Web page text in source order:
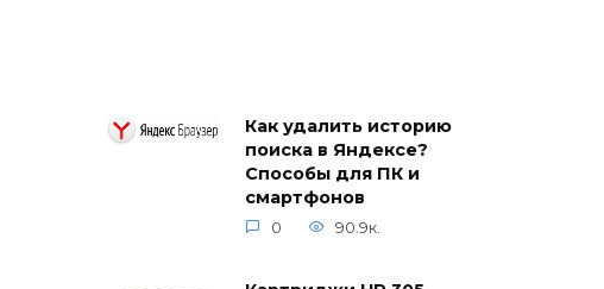
Как удалить историю
поиска в Яндексе?
Способы для ПК и
смартфонов
0 90.9к.